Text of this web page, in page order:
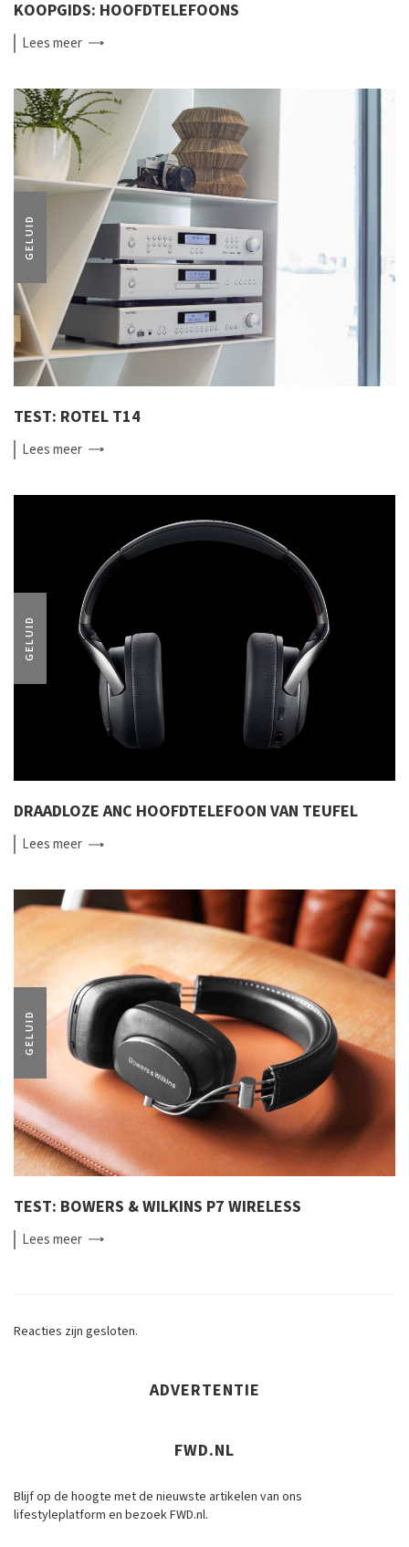
KOOPGIDS: HOOFDTELEFOONS
Leesmeer
GELUID
TEST: ROTEL T14
Leesmeer
GELUID
DRAADLOZE ANC HOOFDTELEFOON VAN TEUFEL
Leesmeer
GELUID
TEST: BOWERS & WILKINS P7 WIRELESS
Leesmeer
Reacties zijn gesloten.
ADVERTENTIE
FWD.NL
Blijf op de hoogte met de nieuwste artikelen van ons
lifestyleplatform en bezoek FWD.nl.